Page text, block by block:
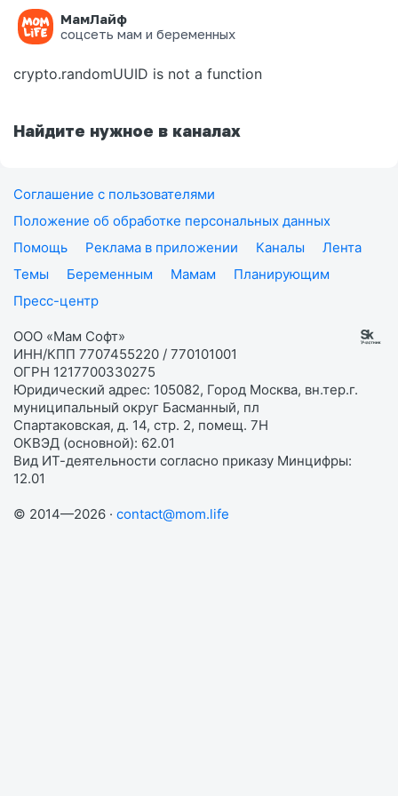
МамЛайф
соцсеть мам и беременных
Ошибка на странице
crypto.randomUUID is not a function
Найдите нужное в каналах
Соглашение с пользователями
Положение об обработке персональных данных
Помощь
Реклама в приложении Каналы
Лента
Темы
Беременным Мамам
Планирующим
Пресс-центр
ООО «Мам Софт»
ИНН/КПП 7707455220 / 770101001
ОГРН 1217700330275
Юридический адрес: 105082, Город Москва, вн.тер.г.
муниципальный округ Басманный, пл
Спартаковская, д. 14, стр. 2, помещ. 7Н
ОКВЭД (основной): 62.01
Вид ИТ-деятельности согласно приказу Минцифры:
12.01
© 2014—2026 · contact@mom.life